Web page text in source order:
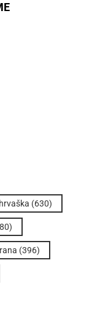
hrvaška (630)
(396)